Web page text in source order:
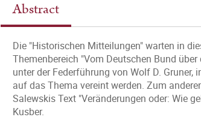
Abstract
Die "Historischen Mitteilungen" warten in
Themenbereich "Vom Deutschen Bund
unter der Federführung von Wolf D.
auf das Thema vereint werden. Zum
Salewskis Text "Veränderungen oder: Wie
Kusber.